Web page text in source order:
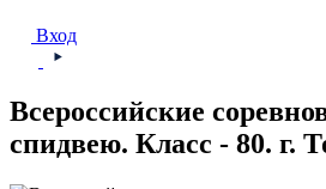
Вход
Всероссийские
спидвею. Класс - 80. г.